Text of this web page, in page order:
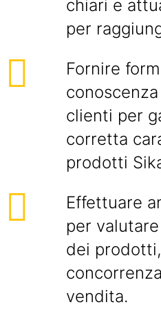
chiari e
per
Fornire
clienti per
corretta
prodotti
Effettuare
per
dei
vendita.